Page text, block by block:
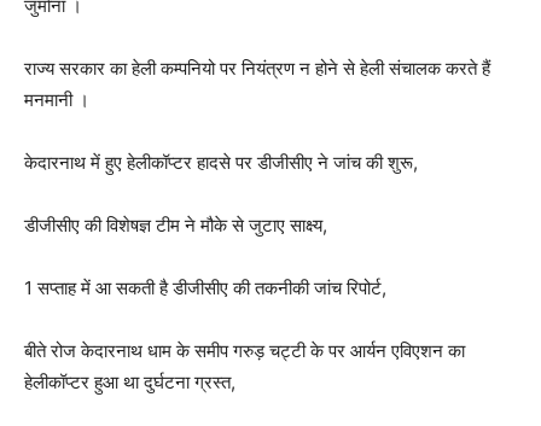
जुर्माना ।
राज्य सरकार का हेली कम्पनियो पर नियंत्रण न होने से हेली संचालक करते हैं
मनमानी ।
केदारनाथ में हुए हेलीकॉप्टर हादसे पर डीजीसीए ने जांच की शुरू,
डीजीसीए की विशेषज्ञ टीम ने मौके से जुटाए साक्ष्य,
1 सप्ताह में आ सकती है डीजीसीए की तकनीकी जांच रिपोर्ट,
बीते रोज केदारनाथ धाम के समीप गरुड़ चट्टी के पर आर्यन एविएशन का
हेलीकॉप्टर हुआ था दुर्घटना ग्रस्त,